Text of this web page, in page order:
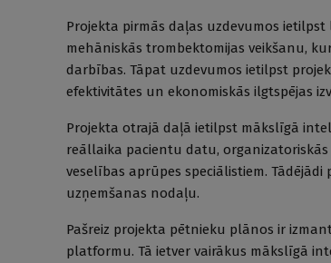
Projekta pirmās daļas uzdevumos
mehāniskās trombektomijas veikšanu,
darbības. Tāpat uzdevumos ietilpst
efektivitātes un ekonomiskās ilgtspējas
Projekta otrajā daļā ietilpst mākslīgā
reāllaika pacientu datu,
veselības aprūpes speciālistiem.
uzņemšanas nodaļu.
Pašreiz projekta pētnieku plānos ir
platformu. Tā ietver vairākus mākslīgā